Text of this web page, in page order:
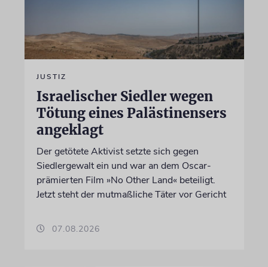
JUSTIZ
Israelischer Siedler wegen
Tötung eines Palästinensers
angeklagt
Der getötete Aktivist setzte sich gegen
Siedlergewalt ein und war an dem Oscar-
prämierten Film »No Other Land« beteiligt.
Jetzt steht der mutmaßliche Täter vor Gericht
07.08.2026